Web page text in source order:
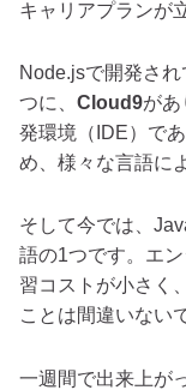
キャリアプランが
Node.jsで開発さ
つに、 Cloud9があ
発環境（IDE）で
め、様々な言語に
そして今では、
語の1つです。エ
習コストが小さく
ことは間違いない
一週間で出来上が